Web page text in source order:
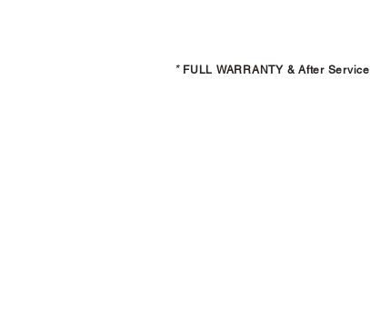
* FULL WARRANTY & After Service